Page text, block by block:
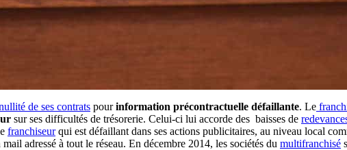
de ses contrats pourinformation précontractuelle défaillante. Le
sur ses difficultés de trésorerie. Celui-ci lui accorde des baisses de
franchiseurqui est défaillant dans ses actions publicitaires, au niveau local
mail adressé à tout le réseau. En décembre 2014, les sociétés du multifranchisé